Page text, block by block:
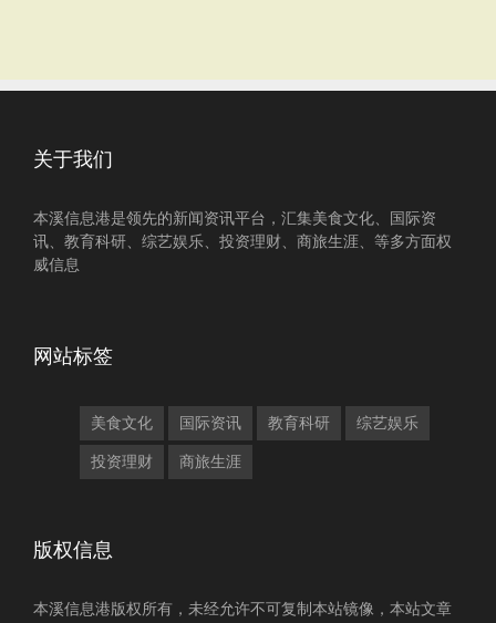
关于我们
本溪信息港是领先的新闻资讯平台，汇集美食文化、国际资
讯、教育科研、综艺娱乐、投资理财、商旅生涯、等多方面权
威信息
网站标签
美食文化 国际资讯 教育科研 综艺娱乐
投资理财 商旅生涯
版权信息
本溪信息港版权所有，未经允许不可复制本站镜像，本站文章